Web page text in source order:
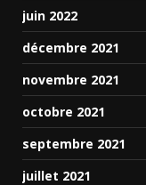
juin 2022
décembre 2021
novembre 2021
octobre 2021
septembre 2021
juillet 2021